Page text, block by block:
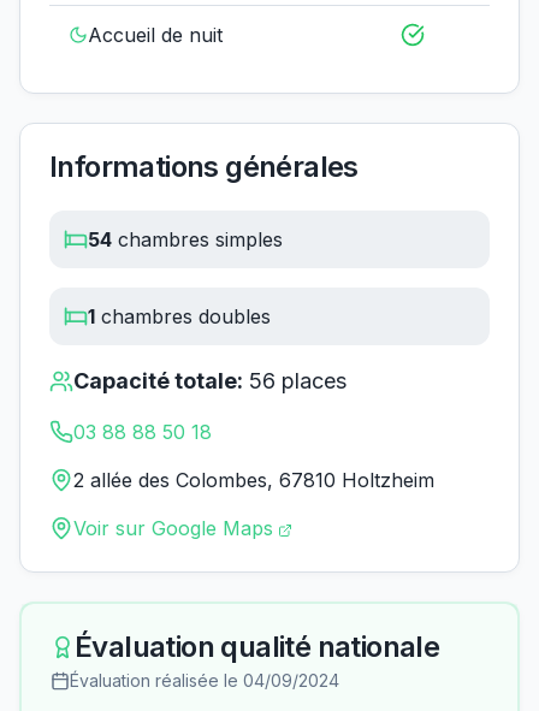
Accueil de nuit
Informations générales
54 chambres simples
1 chambres doubles
Capacité totale: 56 places
03 88 88 50 18
2 allée des Colombes, 67810 Holtzheim
Voir sur Google Maps
Évaluation qualité nationale
Évaluation réalisée le 04/09/2024